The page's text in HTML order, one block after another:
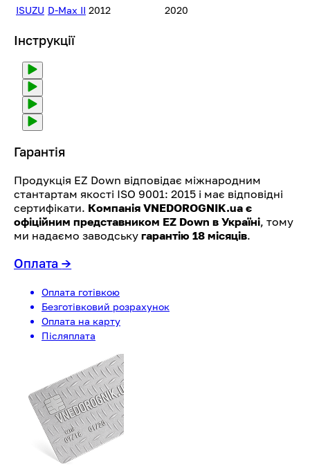
ISUZU D-Max II 2012 2020
Інструкції
Гарантія
Продукція EZ Down відповідає міжнародним
стантартам якості ISO 9001: 2015 і має відповідні
сертифікати. Компанія VNEDOROGNIK.ua є
офіційним представником EZ Down в Україні, тому
ми надаємо заводську гарантію 18 місяців.
Оплата→
Оплата готівкою
Безготівковий розрахунок
Оплата на карту
Післяплата